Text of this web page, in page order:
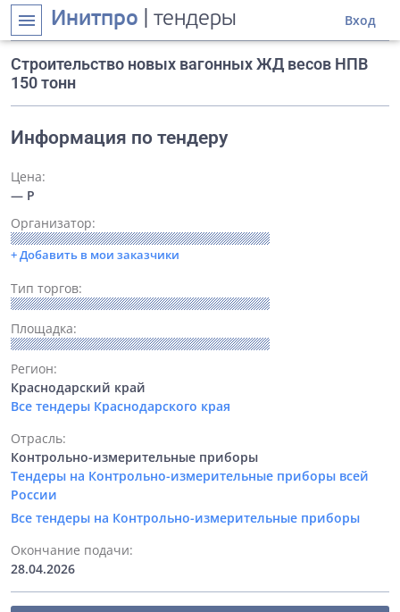
menu Инитпро | тендеры Вход
Строительство новых вагонных ЖД весов НПВ
150 тонн
Информация по тендеру
Цена:
— Р
Организатор:
+ Добавить в мои заказчики
Тип торгов:
Площадка:
Регион:
Краснодарский край
Все тендеры Краснодарского края
Отрасль:
Контрольно-измерительные приборы
Тендеры на Контрольно-измерительные приборы всей
России
Все тендеры на Контрольно-измерительные приборы
Окончание подачи:
28.04.2026